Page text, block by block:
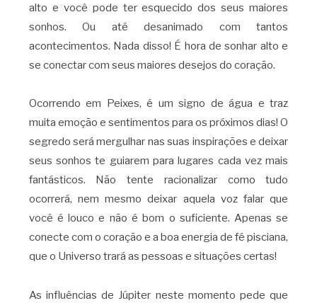
alto e você pode ter esquecido dos seus maiores
sonhos. Ou até desanimado com tantos
acontecimentos. Nada disso! É hora de sonhar alto e
se conectar com seus maiores desejos do coração.
Ocorrendo em Peixes, é um signo de água e traz
muita emoção e sentimentos para os próximos dias! O
segredo será mergulhar nas suas inspirações e deixar
seus sonhos te guiarem para lugares cada vez mais
fantásticos. Não tente racionalizar como tudo
ocorrerá, nem mesmo deixar aquela voz falar que
você é louco e não é bom o suficiente. Apenas se
conecte com o coração e a boa energia de fé pisciana,
que o Universo trará as pessoas e situações certas!
As influências de Júpiter neste momento pede que